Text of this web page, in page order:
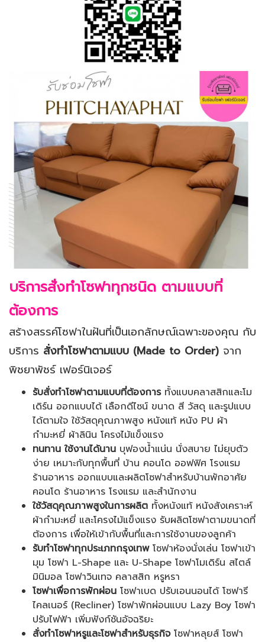
บริการสั่งทำโซฟาทุกชนิด ตามแบบที่
ต้องการ
สร้างสรรค์โซฟาในฝันที่เป็นเอกลักษณ์เฉพาะของคุณ กับ
บริการ สั่งทำโซฟาตามแบบ (Made to Order) จาก
พิชยาพัชร์ เฟอร์นิเจอร์
รับสั่งทำโซฟาตามแบบที่ต้องการทั้งแบบคลาสสิกและโม
เดิร์น ออกแบบได้ เลือกดีไซน์ ขนาด สี วัสดุ และรูปแบบ
ได้ตามใจ ใช้วัสดุคุณภาพสูง หนังแท้ หนัง PU ผ้า
กำมะหยี่ ผ้าลินิน โครงไม้แข็งแรง
ทนทาน ใช้งานได้นาน บุฟองน้ำแน่น นั่งสบาย ไม่ยุบตัว
ง่าย เหมาะกับทุกพื้นที่ บ้าน คอนโด ออฟฟิศ โรงแรม
ร้านอาหาร ออกแบบและผลิตโซฟาสำหรับบ้านพักอาศัย
คอนโด ร้านอาหาร โรงแรม และสำนักงาน
ใช้วัสดุคุณภาพสูงในการผลิต ทั้งหนังแท้ หนังสังเคราะห์
ผ้ากำมะหยี่ และโครงไม้แข็งแรง รับผลิตโซฟาตามขนาดที่
ต้องการ เพื่อให้เข้ากับพื้นที่และการใช้งานของลูกค้า
รับทำโซฟาทุกประเภทกรุงเทพโซฟาห้องนั่งเล่น โซฟาเข้า
มุม โซฟา L-Shape และ U-Shape โซฟาโมเดิร์น สไตล์
มินิมอล โซฟาวินเทจ คลาสสิก หรูหรา
โซฟาเพื่อการพักผ่อน โซฟาเบด ปรับเอนนอนได้ โซฟารี
ไคลเนอร์ (Recliner) โซฟาพักผ่อนแบบ Lazy Boy โซฟา
ปรับไฟฟ้า เพิ่มฟังก์ชันอัจฉริยะ
สั่งทำโซฟาหรูและโซฟาสำหรับธุรกิจโซฟาหลุยส์ โซฟา